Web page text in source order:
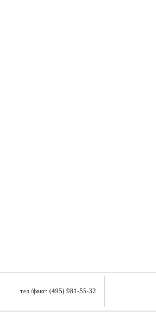
тел./факс: (495) 981-55-32